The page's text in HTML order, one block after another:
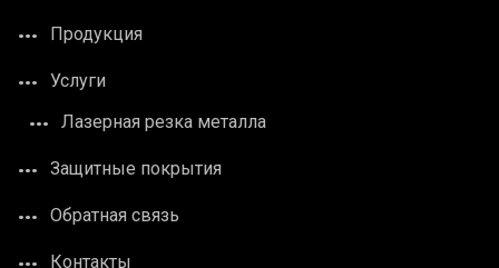
Продукция
Услуги
Лазерная резка металла
Защитные покрытия
Обратная связь
Контакты